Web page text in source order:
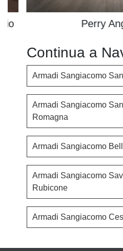
Perry
Continua a
Armadi Sangiacomo
Armadi Sangiacomo
Romagna
Armadi Sangiacomo
Armadi Sangiacomo
Rubicone
Armadi Sangiacomo